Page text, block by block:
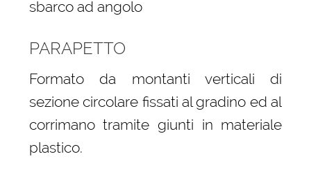
PARAPETTO
Formato da montanti verticali di
sezione circolare fissati al gradino ed al
corrimano tramite giunti in materiale
plastico.